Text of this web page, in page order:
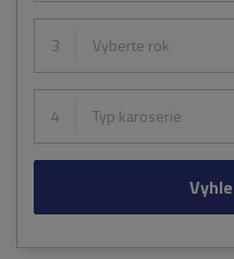
3 Vyberte rok
4 Typ karoserie